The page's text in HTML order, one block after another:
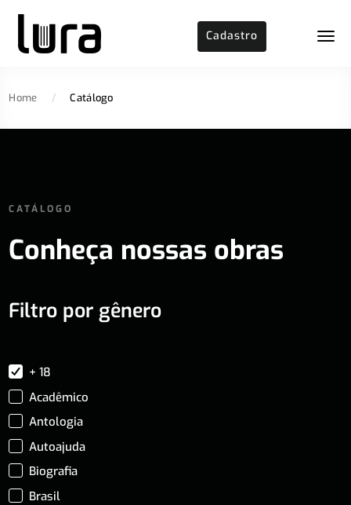
Cadastro
Home / Catálogo
CATÁLOGO
Conheça nossas obras
Filtro por gênero
+ 18
Acadêmico
Antologia
Autoajuda
Biografia
Brasil